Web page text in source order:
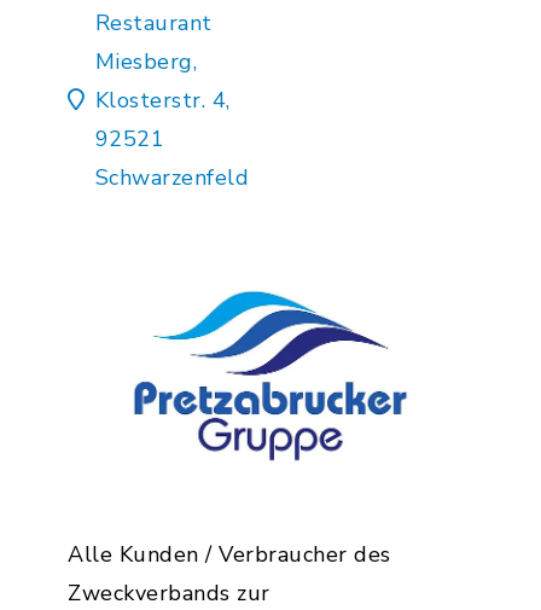
Restaurant
Miesberg,
Klosterstr. 4,
92521
Schwarzenfeld
Alle Kunden / Verbraucher des
Zweckverbands zur